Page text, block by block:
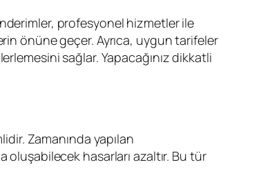
profesyonel hizmetler ile
önüne geçer. Ayrıca, uygun tarifeler
sağlar. Yapacağınız dikkatli
Zamanında yapılan
oluşabilecek hasarları azaltır. Bu tür